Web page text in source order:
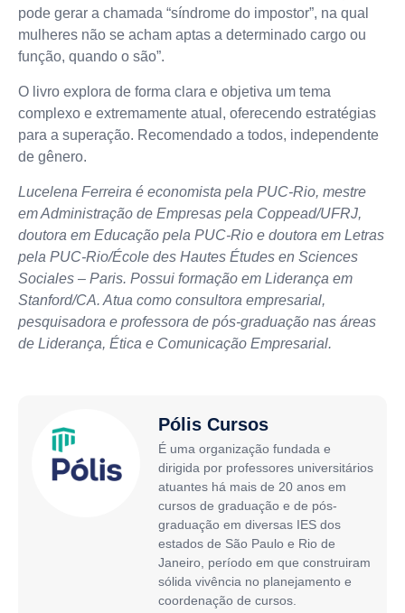
pode gerar a chamada “síndrome do impostor”, na qual
mulheres não se acham aptas a determinado cargo ou
função, quando o são”.
O livro explora de forma clara e objetiva um tema
complexo e extremamente atual, oferecendo estratégias
para a superação. Recomendado a todos, independente
de gênero.
Lucelena Ferreira é economista pela PUC-Rio, mestre
em Administração de Empresas pela Coppead/UFRJ,
doutora em Educação pela PUC-Rio e doutora em Letras
pela PUC-Rio/École des Hautes Études en Sciences
Sociales – Paris. Possui formação em Liderança em
Stanford/CA. Atua como consultora empresarial,
pesquisadora e professora de pós-graduação nas áreas
de Liderança, Ética e Comunicação Empresarial.
Pólis Cursos
É uma organização fundada e
dirigida por professores universitários
atuantes há mais de 20 anos em
cursos de graduação e de pós-
graduação em diversas IES dos
estados de São Paulo e Rio de
Janeiro, período em que construiram
sólida vivência no planejamento e
coordenação de cursos.